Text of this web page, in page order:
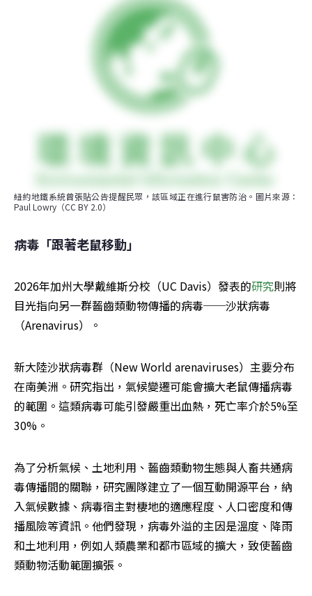
紐約地鐵系統曾張貼公告提醒民眾，該區域正在進行鼠害防治。圖片來源：
Paul Lowry（CC BY 2.0）
病毒「跟著老鼠移動」
2026年加州大學戴維斯分校（UC Davis）發表的研究則將
目光指向另一群齧齒類動物傳播的病毒──沙狀病毒
（Arenavirus）。
新大陸沙狀病毒群（New World arenaviruses）主要分布
在南美洲。研究指出，氣候變遷可能會擴大老鼠傳播病毒
的範圍。這類病毒可能引發嚴重出血熱，死亡率介於5%至
30%。
為了分析氣候、土地利用、齧齒類動物生態與人畜共通病
毒傳播間的關聯，研究團隊建立了一個互動開源平台，納
入氣候數據、病毒宿主對棲地的適應程度、人口密度和傳
播風險等資訊。他們發現，病毒外溢的主因是溫度、降雨
和土地利用，例如人類農業和都市區域的擴大，致使齧齒
類動物活動範圍擴張。